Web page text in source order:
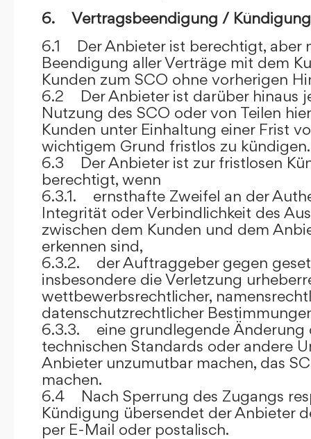
6. Vertragsbeendigung / Kündigung
6.1 Der Anbieter ist berechtigt, aber
Beendigung aller Verträge mit dem
Kunden zum SCO ohne vorherigen
6.2 Der Anbieter ist darüber hinaus
Nutzung des SCO oder von Teilen
Kunden unter Einhaltung einer Frist
wichtigem Grund fristlos zu kündigen.
6.3 Der Anbieter ist zur fristlosen
berechtigt, wenn
6.3.1. ernsthafte Zweifel an der
Integrität oder Verbindlichkeit des
zwischen dem Kunden und dem
erkennen sind,
6.3.2. der Auftraggeber gegen
insbesondere die Verletzung
wettbewerbsrechtlicher,
datenschutzrechtlicher
6.3.3. eine grundlegende Änderung
technischen Standards oder andere
Anbieter unzumutbar machen, das
machen.
6.4 Nach Sperrung des Zugangs
Kündigung übersendet der Anbieter
per E-Mail oder postalisch.